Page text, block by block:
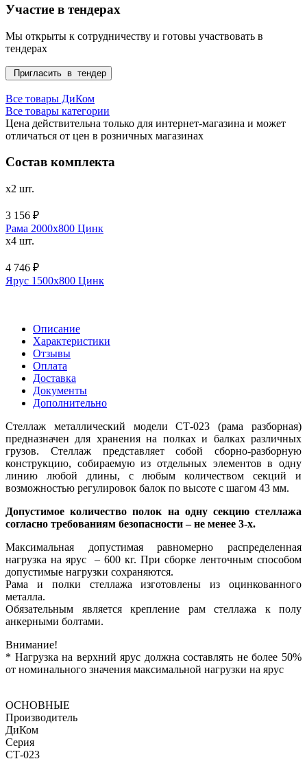
Участие в тендерах
Мы открыты к сотрудничеству и готовы участвовать в
тендерах
Пригласить в тендер
Все товары ДиКом
Все товары категории
Цена действительна только для интернет-магазина и может
отличаться от цен в розничных магазинах
Состав комплекта
x2 шт.
3 156 ₽
Рама 2000х800 Цинк
x4 шт.
4 746 ₽
Ярус 1500х800 Цинк
Описание
Характеристики
Отзывы
Оплата
Доставка
Документы
Дополнительно
Стеллаж металлический модели СТ-023 (рама разборная)
предназначен для хранения на полках и балках различных
грузов. Стеллаж представляет собой сборно-разборную
конструкцию, собираемую из отдельных элементов в одну
линию любой длины, с любым количеством секций и
возможностью регулировок балок по высоте с шагом 43 мм.
Допустимое количество полок на одну секцию стеллажа
согласно требованиям безопасности – не менее 3-х.
Максимальная допустимая равномерно распределенная
нагрузка на ярус – 600 кг. При сборке ленточным способом
допустимые нагрузки сохраняются.
Рама и полки стеллажа изготовлены из оцинкованного
металла.
Обязательным является крепление рам стеллажа к полу
анкерными болтами.
Внимание!
* Нагрузка на верхний ярус должна составлять не более 50%
от номинального значения максимальной нагрузки на ярус
ОСНОВНЫЕ
Производитель
ДиКом
Серия
СТ-023